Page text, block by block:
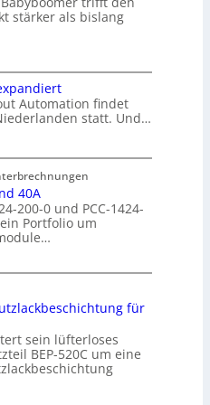
stärker als bislang
Automation findet
statt. Und…
40A
200-0 und PCC-1424-
Portfolio um
für
sein lüfterloses
BEP-520C um eine